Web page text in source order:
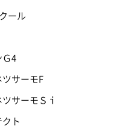
ール
Ｇ4
ツサーモF
サーモＳｉ
クト